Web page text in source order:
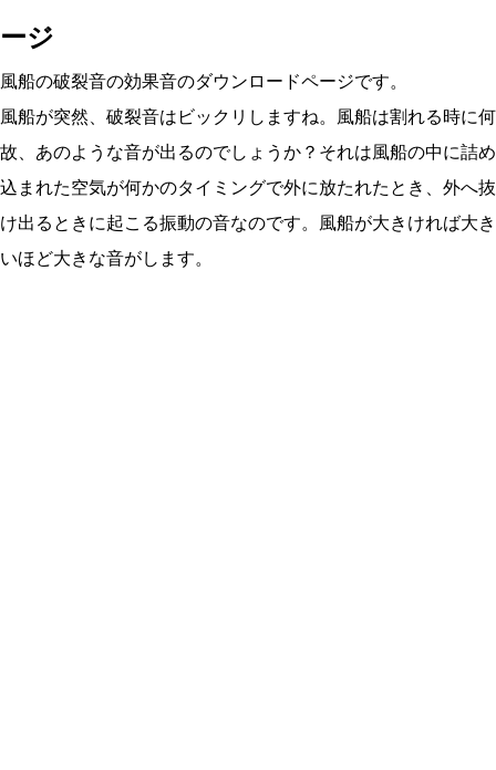
ージ
風船の破裂音の効果音のダウンロードページです。
風船が突然、破裂音はビックリしますね。風船は割れる時に何
故、あのような音が出るのでしょうか？それは風船の中に詰め
込まれた空気が何かのタイミングで外に放たれたとき、外へ抜
け出るときに起こる振動の音なのです。風船が大きければ大き
いほど大きな音がします。